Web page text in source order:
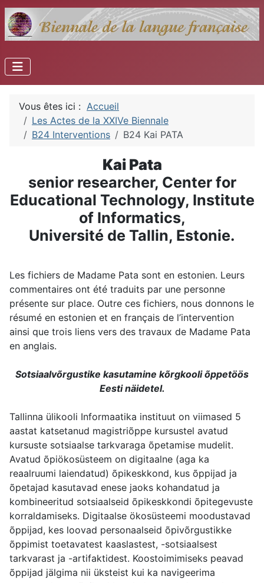
Vous êtes ici : Accueil
Les Actes de la XXIVe Biennale
B24 Interventions
B24 Kai PATA
Kai Pata
senior researcher, Center for
Educational Technology, Institute
of Informatics,
Université de Tallin, Estonie.
Les fichiers de Madame Pata sont en estonien. Leurs
commentaires ont été traduits par une personne
présente sur place. Outre ces fichiers, nous donnons le
résumé en estonien et en français de l’intervention
ainsi que trois liens vers des travaux de Madame Pata
en anglais.
Sotsiaalvõrgustike kasutamine kõrgkooli õppetöös
Eesti näidetel.
Tallinna ülikooli Informaatika instituut on viimased 5
aastat katsetanud magistriõppe kursustel avatud
kursuste sotsiaalse tarkvaraga õpetamise mudelit.
Avatud õpiökosüsteem on digitaalne (aga ka
reaalruumi laiendatud) õpikeskkond, kus õppijad ja
õpetajad kasutavad enese jaoks kohandatud ja
kombineeritud sotsiaalseid õpikeskkondi õpitegevuste
korraldamiseks. Digitaalse ökosüsteemi moodustavad
õppijad, kes loovad personaalseid õpivõrgustikke
õppimist toetavatest kaaslastest, -sotsiaalsest
tarkvarast ja -artifaktidest. Koostoimimiseks peavad
õppijad jälgima nii üksteist kui ka navigeerima